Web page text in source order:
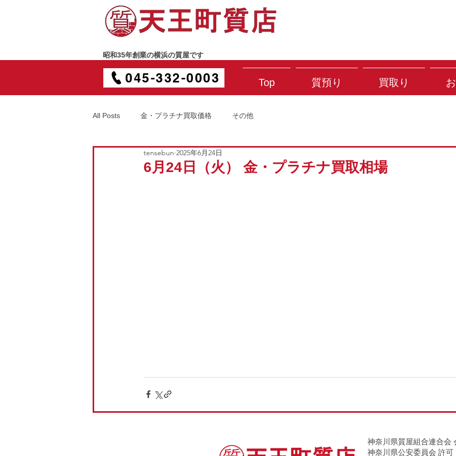
昭和35年創業の横浜の質屋です
045-332-0003 Top 質預り 買取り
All Posts 金・プラチナ買取価格 その他
6月24日（火） 金・プラチナ買取相場
tensebun 2025年6月24日
神奈川県質屋組合連合会
神奈川県公安委員会 許可